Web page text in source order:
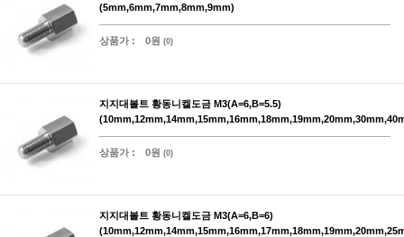
(5mm,6mm,7mm,8mm,9mm)
상품가 : 0원 (0)
지지대볼트 황동니켈도금 M3(A=6,B=5.5)
상품가 : 0원 (0)
지지대볼트 황동니켈도금 M3(A=6,B=6)